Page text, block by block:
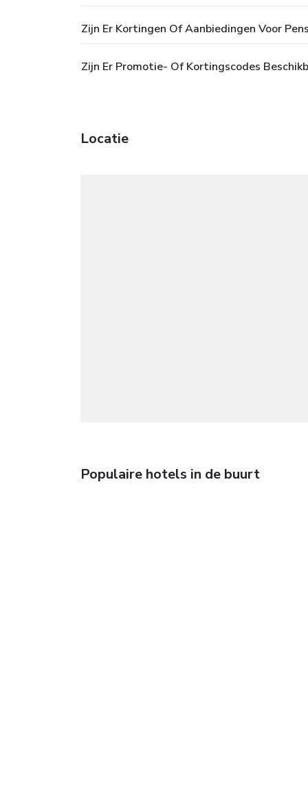
Zijn Er Kortingen Of Aanbiedingen Voor
Zijn Er Promotie- Of Kortingscodes
Locatie
Populaire hotels in de buurt